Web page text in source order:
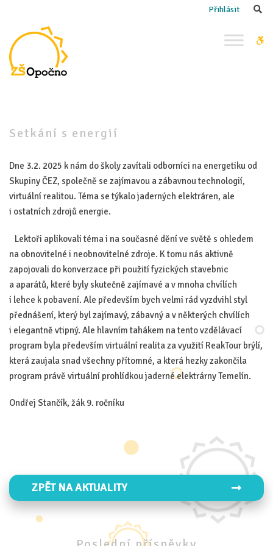
s energií
Přihlásit
Setkání s energií
Dne 3.2. 2025 k nám do školy zavítali odborníci na energetiku od
Skupiny ČEZ, společně se zajímavou a zábavnou technologií,
virtuální realitou. Téma se týkalo jaderných elektráren, ale
i ostatních zdrojů energie.
Lektoři aplikovali téma i na současné dění ve světě s ohledem
na obnovitelné i neobnovitelné zdroje. K tomu nás aktivně
zapojovali do konverzace při použití fyzických stavebnic
a aparátů, které byly skutečně zajímavé a v mnoha chvílích
i lehce k pobavení. Ale především bych velmi rád vyzdvihl styl
přednášení, který byl zajímavý, zábavný a v některých chvílích
i elegantně vtipný. Ale hlavním tahákem na tento vzdělávací
program byla především virtuální realita za využití ReakTour brýlí,
která zaujala snad všechny přítomné, a která hezky zakončila
program právě virtuální prohlídkou jaderné elektrárny Temelín.
Ondřej Stančík, žák 9. ročníku
ZPĚT NA AKTUALITY